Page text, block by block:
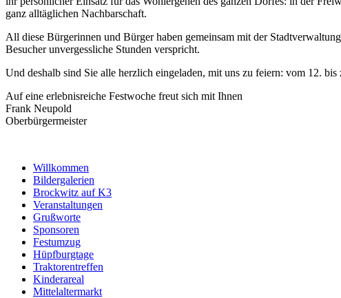
ganz alltäglichen Nachbarschaft.
All diese Bürgerinnen und Bürger haben gemeinsam mit der
Besucher unvergessliche Stunden verspricht.
Und deshalb sind Sie alle herzlich eingeladen, mit uns zu feiern: vom 12.
Auf eine erlebnisreiche Festwoche freut sich mit Ihnen
Frank Neupold
Oberbürgermeister
Willkommen
Bildergalerien
Brockwitz auf K3
Veranstaltungen
Grußworte
Sponsoren
Festumzug
Hüpfburgtage
Traktorentreffen
Kinderareal
Mittelaltermarkt